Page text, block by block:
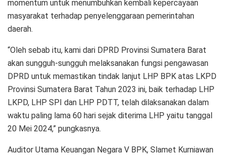
momentum untuk menumbuhkan kembali kepercayaan
masyarakat terhadap penyelenggaraan pemerintahan
daerah.
“Oleh sebab itu, kami dari DPRD Provinsi Sumatera Barat
akan sungguh-sungguh melaksanakan fungsi pengawasan
DPRD untuk memastikan tindak lanjut LHP BPK atas LKPD
Provinsi Sumatera Barat Tahun 2023 ini, baik terhadap LHP
LKPD, LHP SPI dan LHP PDTT, telah dilaksanakan dalam
waktu paling lama 60 hari sejak diterima LHP yaitu tanggal
20 Mei 2024,” pungkasnya.
Auditor Utama Keuangan Negara V BPK, Slamet Kurniawan